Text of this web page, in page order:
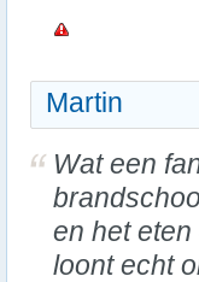
Martin
Wat een
en het
loont echt